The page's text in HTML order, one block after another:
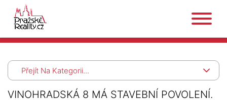
Přejít Na Kategorii...
VINOHRADSKÁ 8 MÁ STAVEBNÍ POVOLENÍ.